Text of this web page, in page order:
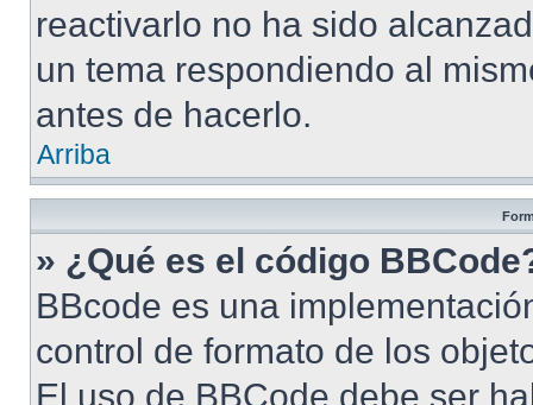
reactivarlo no ha sido
un tema respondiendo al
antes de hacerlo.
Arriba
» ¿Qué es el código
BBcode es una
control de formato de los
El uso de BBCode debe ser